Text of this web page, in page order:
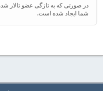
در صورتی که به تازگی عضو تالار
شما ایجاد شده است.